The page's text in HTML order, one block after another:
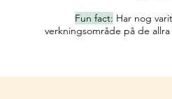
Fun fact: Har nog
verkningsområde på de